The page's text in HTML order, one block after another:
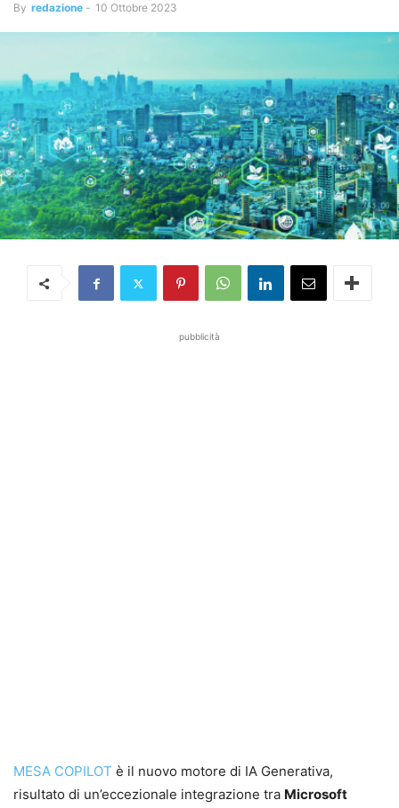
By redazione - 10 Ottobre 2023
pubblicità
MESA COPILOT è il nuovo motore di IA Generativa,
risultato di un’eccezionale integrazione tra Microsoft